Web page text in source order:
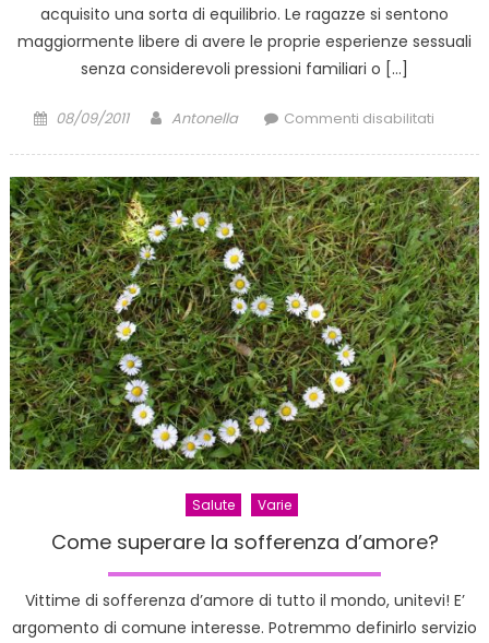
acquisito una sorta di equilibrio. Le ragazze si sentono
maggiormente libere di avere le proprie esperienze sessuali
senza considerevoli pressioni familiari o […]
Posted
08/09/2011 Author
Antonella Commenti disabilitatisu
in
tra
le
Salute Varie
Come superare la sofferenza d’amore?
Vittime di sofferenza d’amore di tutto il mondo, unitevi! E’
argomento di comune interesse. Potremmo definirlo servizio